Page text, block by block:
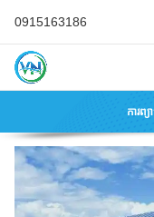
0915163186
ផលិតផលកែច្នៃឡើងវិញ
ផលិតផល
ប្រព័ន្ធ PYROLYSIS
ជី
ការព្